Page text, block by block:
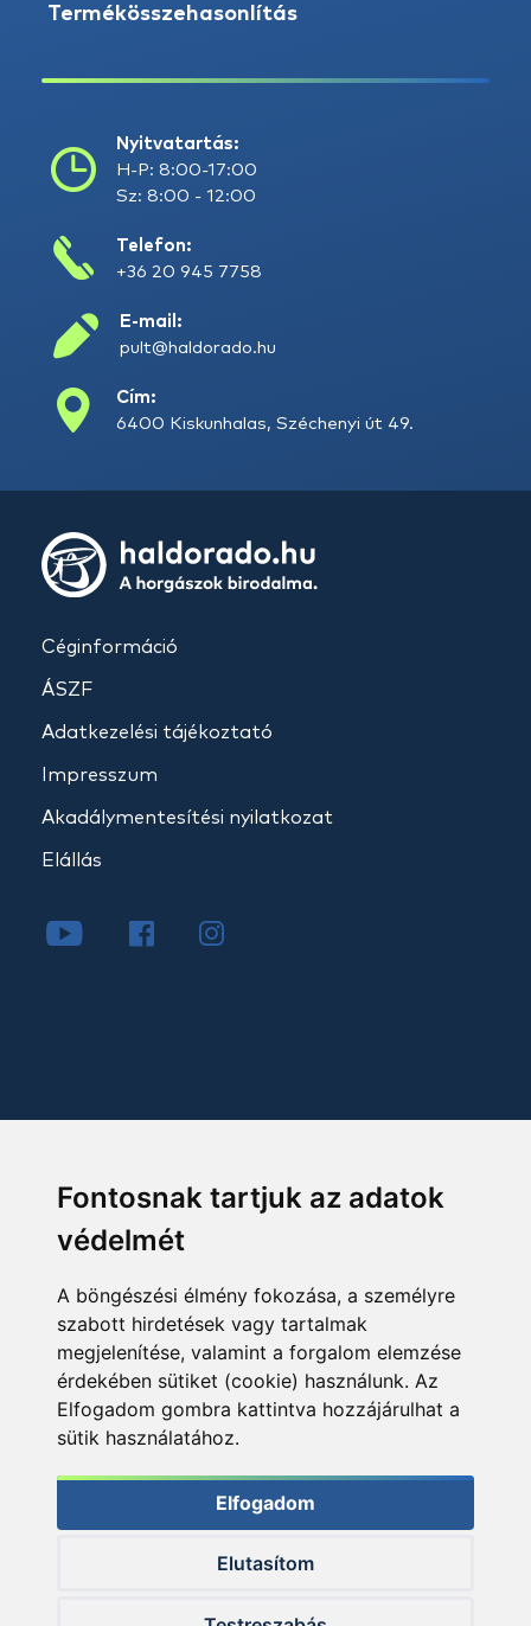
Fontosnak tartjuk az adatok
védelmét
A böngészési élmény fokozása, a személyre
szabott hirdetések vagy tartalmak
megjelenítése, valamint a forgalom elemzése
érdekében sütiket (cookie) használunk. Az
Elfogadom gombra kattintva hozzájárulhat a
sütik használatához.
Elfogadom
Elutasítom
Termékösszehasonlítás
Nyitvatartás:
H-P: 8:00-17:00
Sz: 8:00 - 12:00
Telefon:
+36 20 945 7758
E-mail:
pult@haldorado.hu
Cím:
6400 Kiskunhalas, Széchenyi út 49.
Céginformáció
ÁSZF
Adatkezelési tájékoztató
Impresszum
Akadálymentesítési nyilatkozat
Elállás